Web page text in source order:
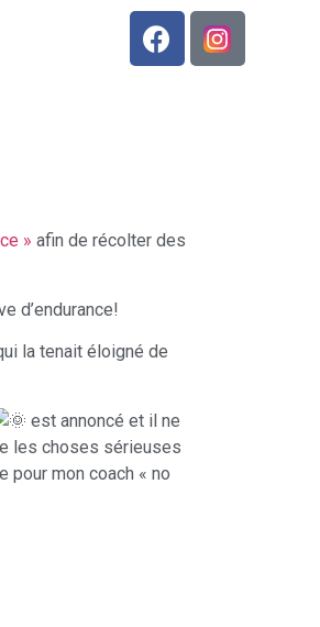
» afin de récolter des
d’endurance!
la tenait éloigné de
est annoncé et il ne
les choses sérieuses
pour mon coach « no